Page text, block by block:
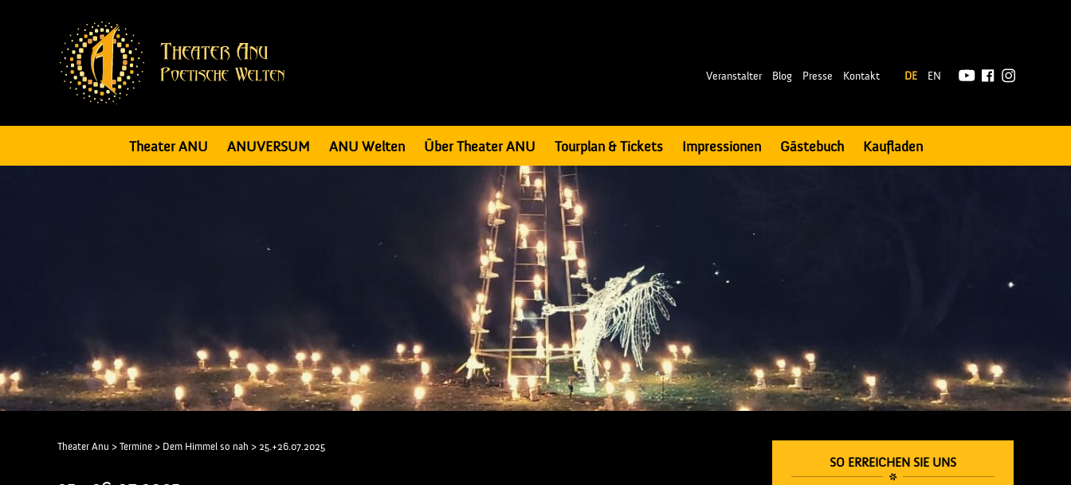
Veranstalter Blog Presse Kontakt DE EN
Theater ANU ANUVERSUM ANU Welten Über Theater ANU Tourplan & Tickets Impressionen Gästebuch Kaufladen
SO ERREICHEN SIE UNS
Theater Anu > Termine > Dem Himmel so nah > 25.+26.07.2025